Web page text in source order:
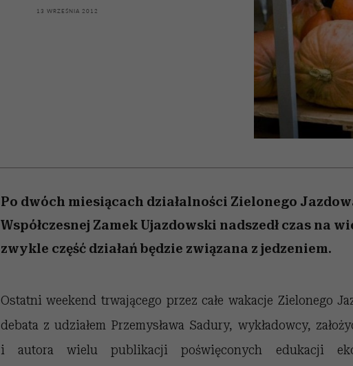
odc. 7]
13 WRZEŚNIA 2012
Po dwóch miesiącach działalności Zielonego
Współczesnej Zamek Ujazdowski nadszedł czas na
zwykle część działań będzie związana z jedzeniem.
Ostatni weekend trwającego przez całe wakacje Zielonego
debata z udziałem Przemysława Sadury, wykładowcy,
i autora wielu publikacji poświęconych edukacji